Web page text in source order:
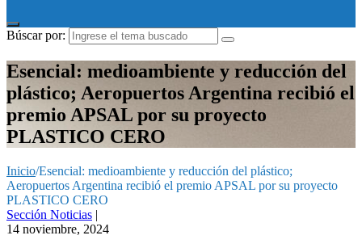
Búscar por:
Esencial: medioambiente y reducción del
plástico; Aeropuertos Argentina recibió el
premio APSAL por su proyecto
PLASTICO CERO
Inicio/Esencial: medioambiente y reducción del plástico;
Aeropuertos Argentina recibió el premio APSAL por su proyecto
PLASTICO CERO
Sección Noticias |
14 noviembre, 2024